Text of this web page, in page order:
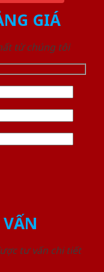
GIÁ
từ chúng tôi
tư vấn chi tiết